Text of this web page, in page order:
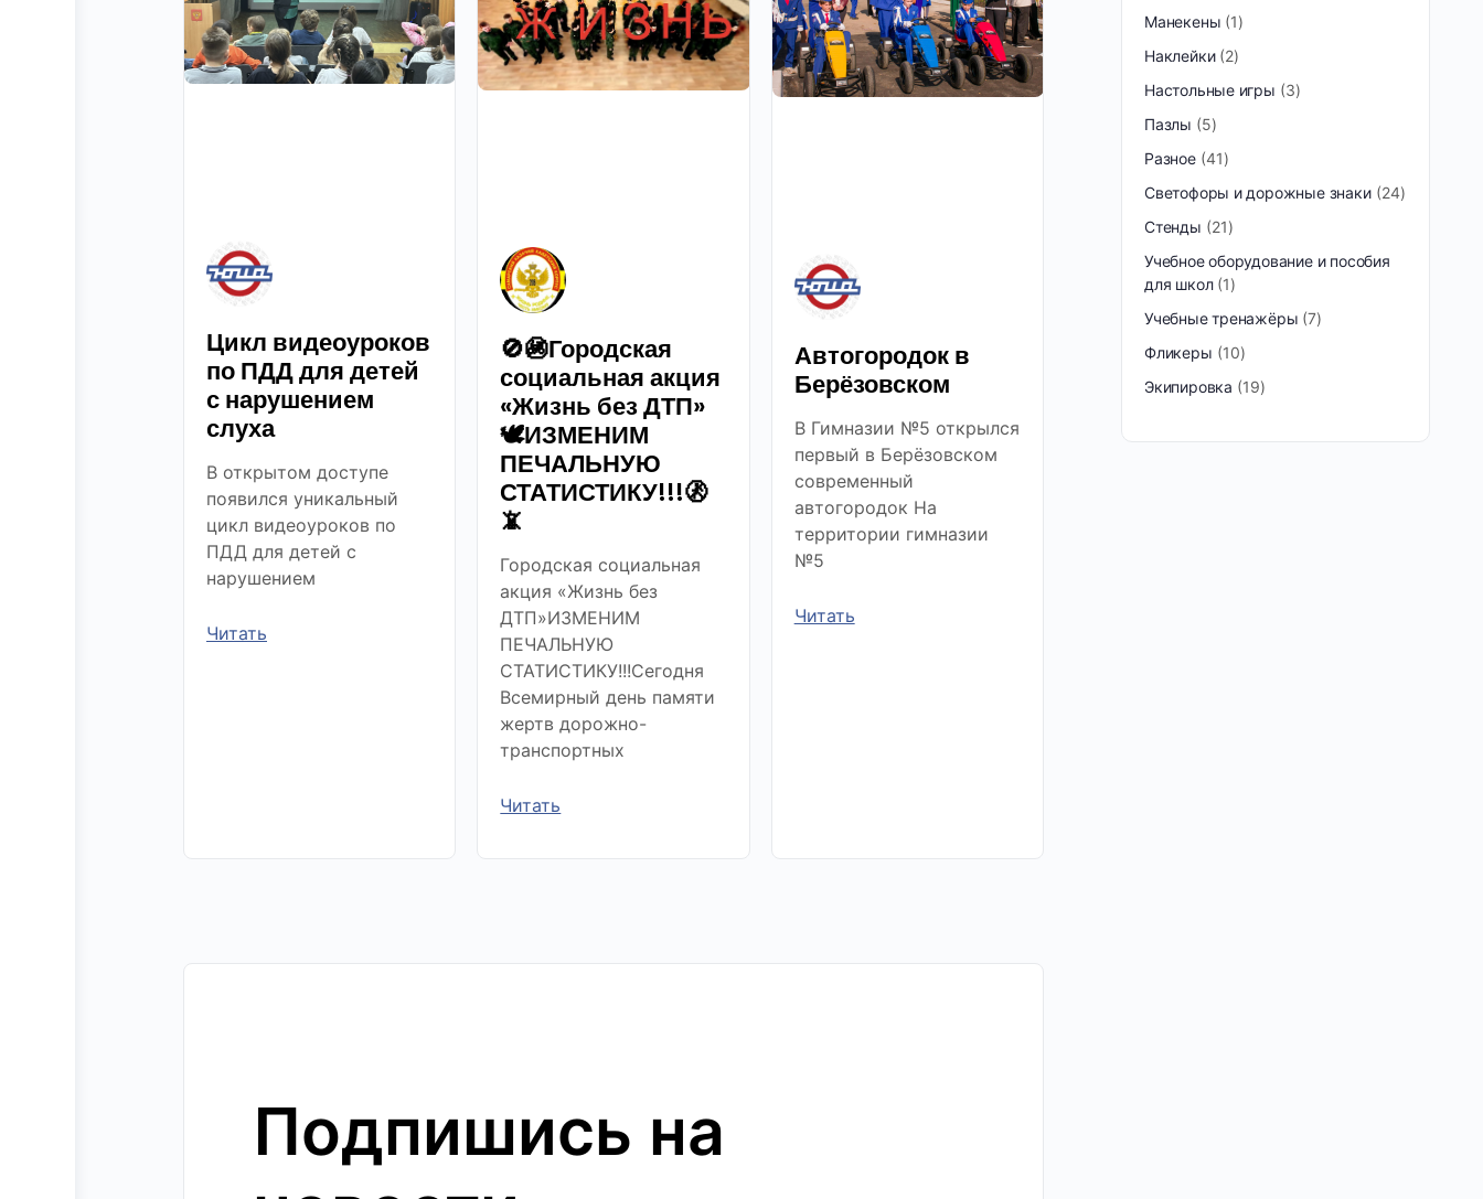
Цикл видеоуроков
по ПДД для детей
с нарушением
слуха
В открытом доступе
появился уникальный
цикл видеоуроков по
ПДД для детей с
нарушением
Читать
🚫🚳Городская
социальная акция
«Жизнь без ДТП»
🕊ИЗМЕНИМ
ПЕЧАЛЬНУЮ
СТАТИСТИКУ!!!🚷
📵
Городская социальная
акция «Жизнь без
ДТП»ИЗМЕНИМ
ПЕЧАЛЬНУЮ
СТАТИСТИКУ!!!Сегодня
Всемирный день памяти
жертв дорожно-
транспортных
Читать
Автогородок в
Берёзовском
В Гимназии №5 открылся
первый в Берёзовском
современный
автогородок На
территории гимназии
№5
Читать
Подпишись на
Манекены 1
Наклейки 2
Настольные игры
3
Пазлы
5
Разное 41
Светофоры и дорожные знаки
24
Стенды
21
Учебное оборудование и пособия
для школ 1
Учебные тренажёры 7
Фликеры
10
Экипировка
19